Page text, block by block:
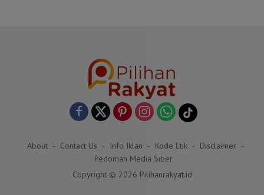
About Contact Us Info Iklan Kode Etik
Disclaimer
Pedoman Media Siber
Copyright © 2026 Pilihanrakyat.id